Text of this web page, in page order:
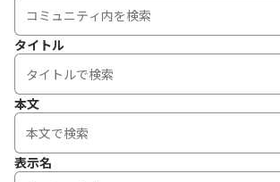
タイトル
本文
表示名